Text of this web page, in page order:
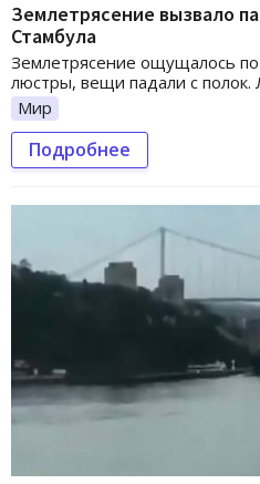
Землетрясение вызвало
Стамбула
Землетрясение ощущалось по
люстры, вещи падали с
Мир
Подробнее